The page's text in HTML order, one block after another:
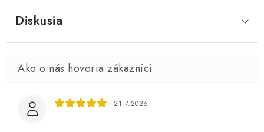
Diskusia
21.7.2026